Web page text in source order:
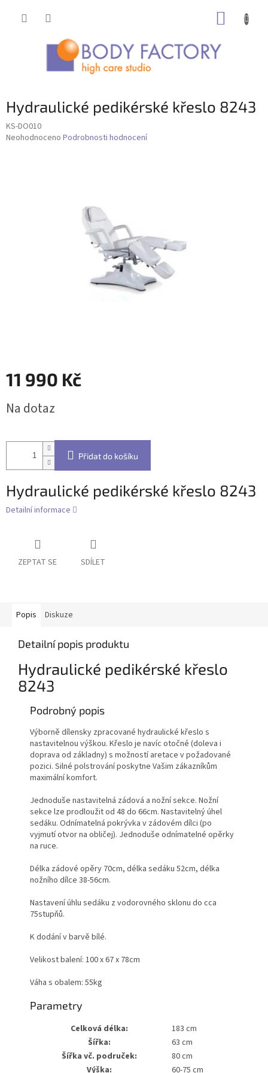
Hydraulické pedikérské křeslo 8243
KS-DO010
Průměrné
Neohodnoceno Podrobnosti hodnocení
11 990 Kč
cena:
Na dotaz
Přidat do košíku
Hydraulické pedikérské křeslo 8243
Detailní informace
ZEPTAT SE SDÍLET
Popis Diskuze
Detailní popis produktu
Hydraulické pedikérské křeslo
8243
Podrobný popis
Výborně dílensky zpracované hydraulické křeslo s
nastavitelnou výškou. Křeslo je navíc otočné (doleva i
doprava od základny) s možností aretace v požadované
pozici. Silné polstrování poskytne Vašim zákazníkům
maximální komfort.
Jednoduše nastavitelná zádová a nožní sekce. Nožní
sekce lze prodloužit od 48 do 66cm. Nastavitelný úhel
sedáku. Odnímatelná pokrývka v zádovém dílci (po
vyjmutí otvor na obličej). Jednoduše odnímatelné opěrky
na ruce.
Délka zádové opěry 70cm, délka sedáku 52cm, délka
nožního dílce 38-56cm.
Nastavení úhlu sedáku z vodorovného sklonu do cca
75stupňů.
K dodání v barvě bílé.
Velikost balení: 100 x 67 x 78cm
Váha s obalem: 55kg
Parametry
Celková délka:
183 cm
Šířka:
63 cm
Šířka vč. područek:
80 cm
Výška:
60-75 cm